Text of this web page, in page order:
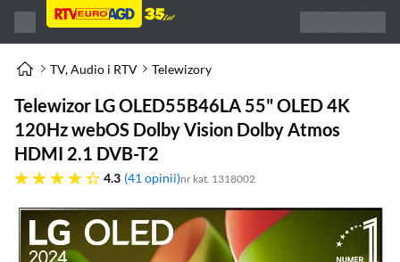
TV, Audio i RTV Telewizory
Telewizor LG OLED55B46LA 55" OLED 4K
120Hz webOS Dolby Vision Dolby Atmos
HDMI 2.1 DVB-T2
4.3
4.3 gwiazdek 41 opinii nr kat. 1318002